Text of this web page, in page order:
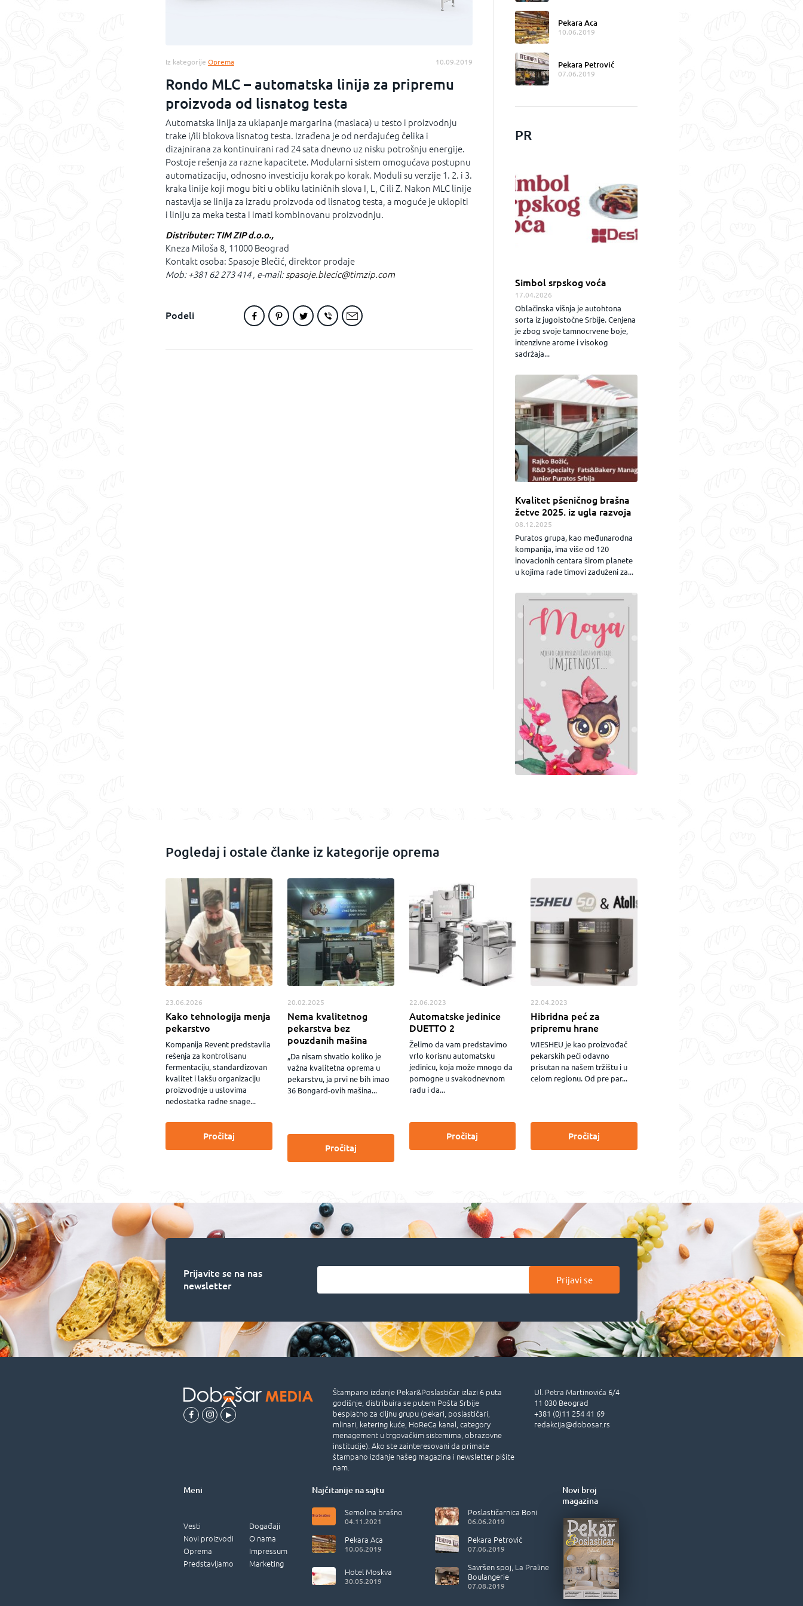
Iz kategorije Oprema 10.09.2019
Rondo MLC – automatska linija za pripremu
proizvoda od lisnatog testa
Automatska linija za uklapanje margarina (maslaca) u testo i proizvodnju
trake i/ili blokova lisnatog testa. Izrađena je od nerđajućeg čelika i
dizajnirana za kontinuirani rad 24 sata dnevno uz nisku potrošnju energije.
Postoje rešenja za razne kapacitete. Modularni sistem omogućava postupnu
automatizaciju, odnosno investiciju korak po korak. Moduli su verzije 1. 2. i 3.
kraka linije koji mogu biti u obliku latiničnih slova I, L, C ili Z. Nakon MLC linije
nastavlja se linija za izradu proizvoda od lisnatog testa, a moguće je uklopiti
i liniju za meka testa i imati kombinovanu proizvodnju.
Distributer: TIM ZIP d.o.o.,
Kneza Miloša 8, 11000 Beograd
Kontakt osoba: Spasoje Blečić, direktor prodaje
Mob: +381 62 273 414 , e-mail: spasoje.blecic@timzip.com
Podeli
Pekara Aca
10.06.2019
Pekara Petrović
07.06.2019
PR
Simbol srpskog voća
17.04.2026
Oblačinska višnja je autohtona
sorta iz jugoistočne Srbije. Cenjena
je zbog svoje tamnocrvene boje,
intenzivne arome i visokog
sadržaja...
Kvalitet pšeničnog brašna
žetve 2025. iz ugla razvoja
08.12.2025
Puratos grupa, kao međunarodna
kompanija, ima više od 120
inovacionih centara širom planete
u kojima rade timovi zaduženi za...
Pogledaj i ostale članke iz kategorije oprema
23.06.2026
Kako tehnologija menja
pekarstvo
Kompanija Revent predstavila
rešenja za kontrolisanu
fermentaciju, standardizovan
kvalitet i lakšu organizaciju
proizvodnje u uslovima
nedostatka radne snage...
Pročitaj
20.02.2025
Nema kvalitetnog
pekarstva bez
pouzdanih mašina
„Da nisam shvatio koliko je
važna kvalitetna oprema u
pekarstvu, ja prvi ne bih imao
36 Bongard-ovih mašina...
Pročitaj
22.06.2023
Automatske jedinice
DUETTO 2
Želimo da vam predstavimo
vrlo korisnu automatsku
jedinicu, koja može mnogo da
pomogne u svakodnevnom
radu i da...
Pročitaj
22.04.2023
Hibridna peć za
pripremu hrane
WIESHEU je kao proizvođač
pekarskih peći odavno
prisutan na našem tržištu i u
celom regionu. Od pre par...
Pročitaj
Prijavite se na nas
newsletter
Prijavi se
Štampano izdanje Pekar&Poslastičar izlazi 6 puta
godišnje, distribuira se putem Pošta Srbije
besplatno za ciljnu grupu (pekari, poslastičari,
mlinari, ketering kuće, HoReCa kanal, category
menagement u trgovačkim sistemima, obrazovne
institucije). Ako ste zainteresovani da primate
štampano izdanje našeg magazina i newsletter pišite
nam.
Ul. Petra Martinovića 6/4
11 030 Beograd
+381 (0)11 254 41 69
redakcija@dobosar.rs
Meni
Vesti
Novi proizvodi
Oprema
Predstavljamo
Događaji
O nama
Impressum
Marketing
Najčitanije na sajtu
Semolina brašno
04.11.2021
Poslastičarnica Boni
06.06.2019
Pekara Aca
10.06.2019
Pekara Petrović
07.06.2019
Hotel Moskva
30.05.2019
Savršen spoj, La Praline
Boulangerie
07.08.2019
Novi broj
magazina